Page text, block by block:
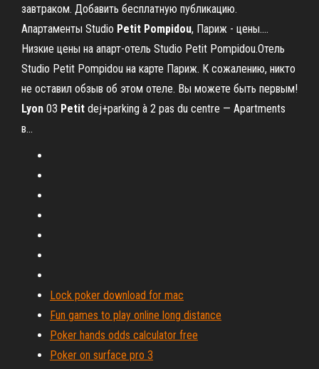
завтраком. Добавить бесплатную публикацию.
Апартаменты Studio Petit Pompidou, Париж - цены.…
Низкие цены на апарт-отель Studio Petit Pompidou.Отель
Studio Petit Pompidou на карте Париж. К сожалению, никто
не оставил обзыв об этом отеле. Вы можете быть первым!
Lyon 03 Petit dej+parking à 2 pas du centre — Apartments
в…
Lock poker download for mac
Fun games to play online long distance
Poker hands odds calculator free
Poker on surface pro 3